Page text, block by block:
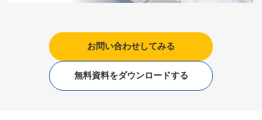
お問い合わせしてみる
無料資料をダウンロードする